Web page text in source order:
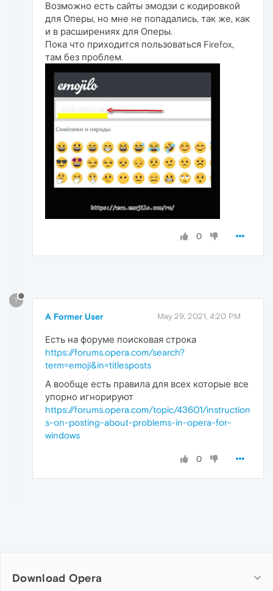
Возможно есть сайты эмодзи с кодировкой
для Оперы, но мне не попадались, так же, как
и в расширениях для Оперы.
Пока что приходится пользоваться Firefox,
там без проблем.
0
?
A Former User May 29, 2021, 4:20 PM
Есть на форуме поисковая строка
https://forums.opera.com/search?
term=emoji&in=titlesposts
А вообще есть правила для всех которые все
упорно игнорируют
https://forums.opera.com/topic/43601/instruction
s-on-posting-about-problems-in-opera-for-
windows
0
Download Opera